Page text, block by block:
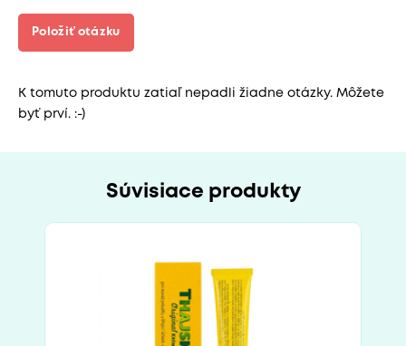
Položiť otázku
K tomuto produktu zatiaľ nepadli žiadne otázky. Môžete
byť prví. :-)
Súvisiace produkty